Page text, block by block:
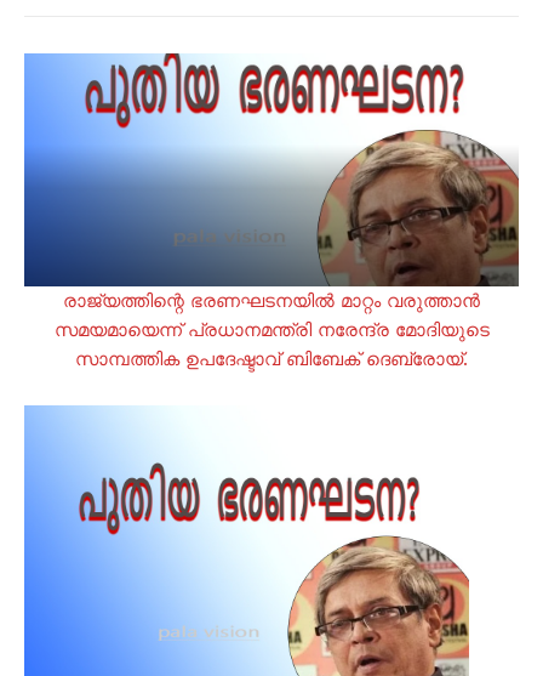
രാജ്യത്തിന്റെ ഭരണഘടനയിൽ മാറ്റം വരുത്താൻ
സമയമായെന്ന് പ്രധാനമന്ത്രി നരേന്ദ്ര മോദിയുടെ
സാമ്പത്തിക ഉപദേഷ്ടാവ് ബിബേക് ദെബ്രോയ്.